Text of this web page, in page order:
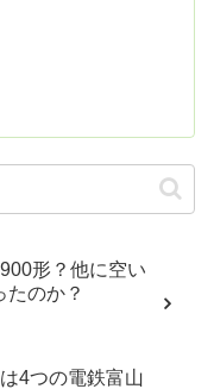
形？他に空い
たのか？
4つの電鉄富山